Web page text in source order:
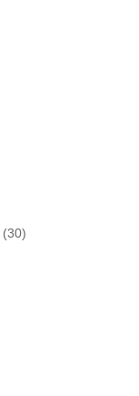
(30)